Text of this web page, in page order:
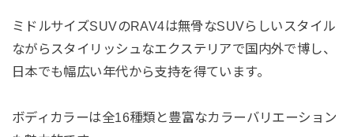
ミドルサイズSUVのRAV4は無骨なSUVらしいスタイル
ながらスタイリッシュなエクステリアで国内外で博し、
日本でも幅広い年代から支持を得ています。
ボディカラーは全16種類と豊富なカラーバリエーション